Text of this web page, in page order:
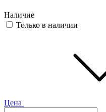
Наличие
Только в наличии
Цена